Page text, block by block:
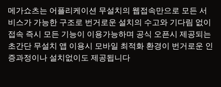
메가쇼츠는 어플리케이션 무설치의 웹접속만으로 모든 서
비스가 가능한 구조로 번거로운 설치의 수고와 기다림 없이
접속 즉시 모든 기능이 이용가능하며 공식 오픈시 제공되는
초간단 무설치 앱 이용시 모바일 최적화 환경이 번거로운 인
증과정이나 설치없이도 제공됩니다